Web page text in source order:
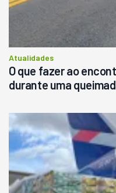
Atualidades
O que fazer ao
durante uma